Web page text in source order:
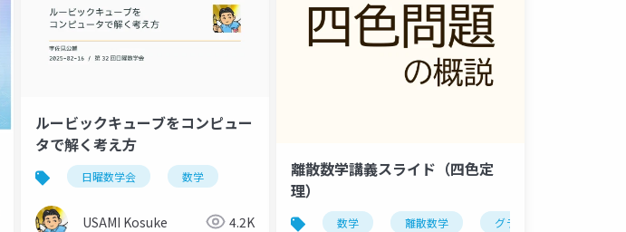
ルービックキューブをコンピュー
タで解く考え方
日曜数学会 数学
USAMI Kosuke 4.2K
離散数学講義スライド（四色定
理）
数学 離散数学 グラフ理論